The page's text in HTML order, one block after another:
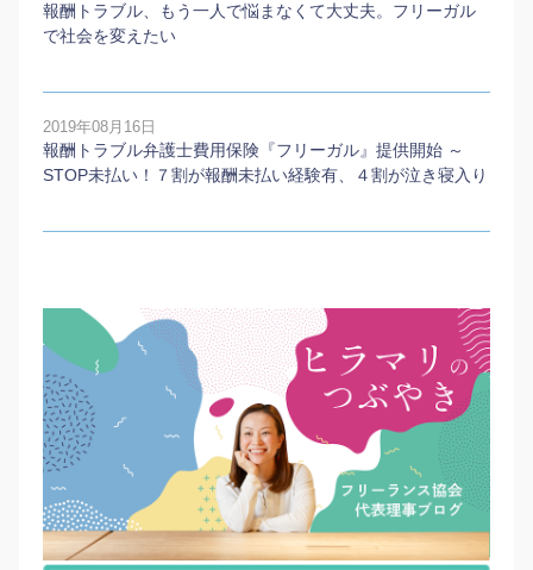
報酬トラブル、もう一人で悩まなくて大丈夫。フリーガル
で社会を変えたい
2019年08月16日
報酬トラブル弁護士費用保険『フリーガル』提供開始 ～
STOP未払い！７割が報酬未払い経験有、４割が泣き寝入り